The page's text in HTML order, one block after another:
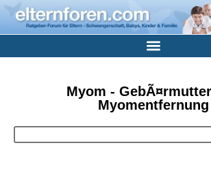
Myom -
Myomentfernung